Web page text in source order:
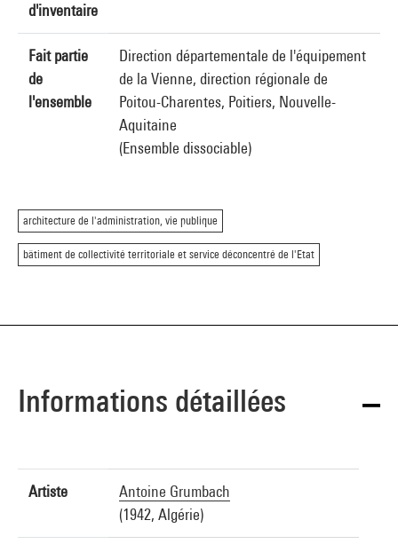
d'inventaire
Fait partie
de
l'ensemble
Direction départementale de l'équipement
de la Vienne, direction régionale de
Poitou-Charentes, Poitiers, Nouvelle-
Aquitaine
(Ensemble dissociable)
architecture de l'administration, vie publique
bâtiment de collectivité territoriale et service déconcentré de l'Etat
Informations détaillées
Artiste
Antoine Grumbach
(1942, Algérie)